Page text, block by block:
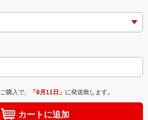
ご購入で、 「8月11日 」 に発送致します。
カートに追加